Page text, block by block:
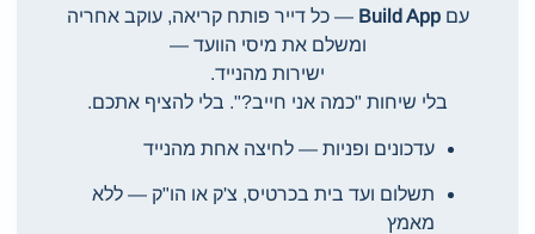
עםBuild App — כל דייר פותח קריאה, עוקב אחריה
ומשלם את מיסי הוועד —
ישירות מהנייד.
בלי שיחות "כמה אני חייב?". בלי להציף אתכם.
עדכונים ופניות — לחיצה אחת מהנייד
תשלום ועד בית בכרטיס, צ'ק או הו"ק — ללא
מאמץ